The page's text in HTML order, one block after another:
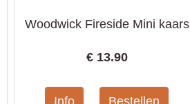
Woodwick Fireside Mini kaars
€ 13.90